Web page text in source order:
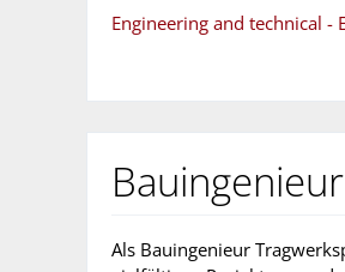
Engineering and technical
Als Bauingenieur